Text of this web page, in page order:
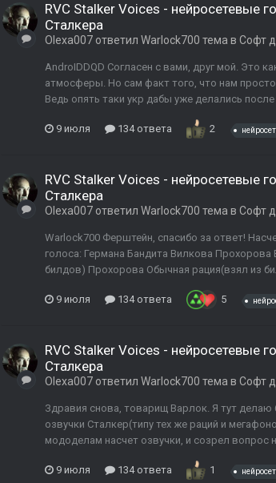
RVC Stalker Voices - нейросетевые
Сталкера
Olexa007 ответил Warlock700 тема в Софт
AndroIDDQD Согласен с вами, друг мой. Это
атмосферы. Но сам факт того, что нам
Ведь опять таки укр дабы уже делались
9 июля 134 ответа 2
RVC Stalker Voices - нейросетевые
Сталкера
Olexa007 ответил Warlock700 тема в Софт
Warlock700 Ферштейн, спасибо за ответ!
голоса: Германа Бандита Вилкова
билдов) Прохорова Обычная рация(взял из
9 июля 134 ответа 5
RVC Stalker Voices - нейросетевые
Сталкера
Olexa007 ответил Warlock700 тема в Софт
Здравия снова, товарищ Варлок. Я тут
озвучки Сталкер(типу тех же раций и
мододелам насчет озвучки, и созрел вопрос
9 июля 134 ответа 1